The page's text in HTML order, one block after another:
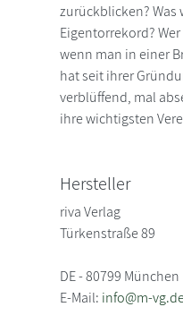
zurückblicken? Was
Eigentorrekord?
wenn man in einer
hat seit ihrer
verblüffend, mal
ihre wichtigsten
Hersteller
riva Verlag
Türkenstraße 89
DE - 80799 München
E-Mail: info@m-